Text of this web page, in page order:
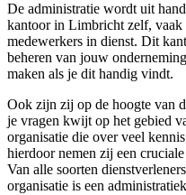
De administratie wordt uit
kantoor in Limbricht zelf,
medewerkers in dienst. Dit
beheren van jouw
maken als je dit handig vindt.
Ook zijn zij op de hoogte van
je vragen kwijt op het gebied
organisatie die over veel
hierdoor nemen zij een
Van alle soorten
organisatie is een